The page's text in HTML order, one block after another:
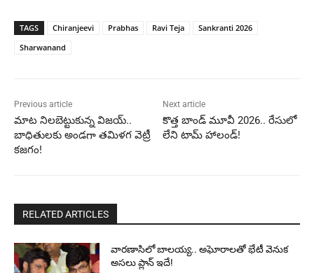
TAGS Chiranjeevi Prabhas Ravi Teja
Sankranti 2026
Sharwanand
Previous article
మాట నిలబెట్టుకున్న విజయ్..
బాధితులకు అండగా తమిళగ వెట్రీ
కజగం!
Next article
కొత్త బాండ్ మూవీ 2026.. రేసులో
లేని టామ్ హాలండ్!
RELATED ARTICLES
వారణాసిలో బాలయ్య.. అఘోరాలతో భేటీ వెనుక
అసలు ప్లాన్ ఇదే!